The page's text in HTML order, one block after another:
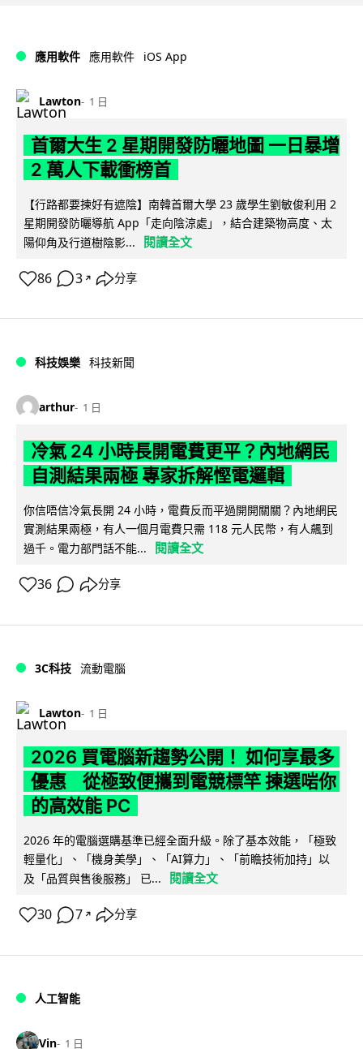
應用軟件 應用軟件 iOS App
Lawton 1 日
首爾大生 2 星期開發防曬地圖 一日暴增
2 萬人下載衝榜首
【行路都要揀好有遮陰】南韓首爾大學 23 歲學生劉敏俊利用 2
星期開發防曬導航 App「走向陰涼處」，結合建築物高度、太
陽仰角及行道樹陰影...
閱讀全文
86 3 ↗ 分享
科技娛樂 科技新聞
arthur 1 日
冷氣 24 小時長開電費更平？內地網民
自測結果兩極 專家拆解慳電邏輯
你信唔信冷氣長開 24 小時，電費反而平過開開關關？內地網民
實測結果兩極，有人一個月電費只需 118 元人民幣，有人飆到
過千。電力部門話不能...
閱讀全文
36 分享
3C科技 流動電腦
Lawton 1 日
2026 買電腦新趨勢公開！ 如何享最多
優惠 從極致便攜到電競標竿 揀選啱你
的高效能 PC
2026 年的電腦選購基準已經全面升級。除了基本效能，「極致
輕量化」、「機身美學」、「AI算力」、「前瞻技術加持」以
及「品質與售後服務」 已...
閱讀全文
30 7 ↗ 分享
人工智能
Vin 1 日